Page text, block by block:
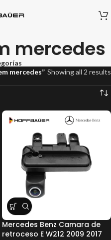
mercedes
mercedes” Showing all 2 results
Mercedes Benz Camara de
retroceso E W212 2009 2017